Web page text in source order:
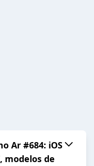
Ar #684: iOS
modelos de